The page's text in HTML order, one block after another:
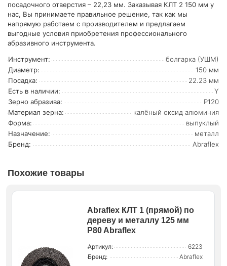
посадочного отверстия – 22,23 мм. Заказывая КЛТ 2 150 мм у
нас, Вы принимаете правильное решение, так как мы
напрямую работаем с производителем и предлагаем
выгодные условия приобретения профессионального
абразивного инструмента.
Инструмент:
болгарка (УШМ)
Диаметр:
150 мм
Посадка:
22.23 мм
Есть в наличии:
Y
Зерно абразива:
P120
Материал зерна:
калёный оксид алюминия
Форма:
выпуклый
Назначение:
металл
Бренд:
Abraflex
Похожие товары
Abraflex КЛТ 1 (прямой) по
дереву и металлу 125 мм
P80 Abraflex
Артикул:
6223
Бренд:
Abraflex